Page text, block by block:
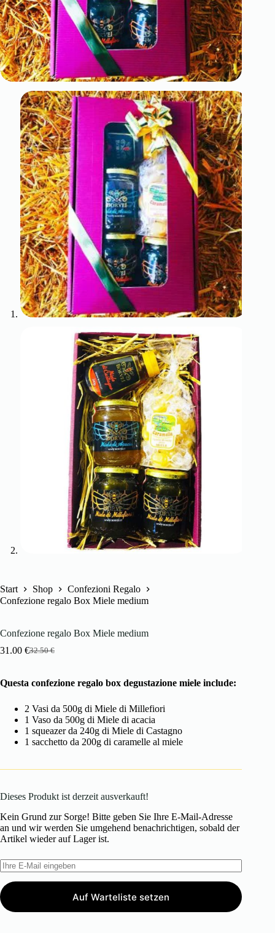
Start Shop
Confezioni Regalo
Confezione regalo Box Miele medium
Confezione regalo Box Miele medium
32.50€
Ursprünglicher
32.50 €
31.00 €Aktueller
31.00 €.
Questa confezione regalo box degustazione miele include:
2 Vasi da 500g di Miele di Millefiori
1 Vaso da 500g di Miele di acacia
1 squeazer da 240g di Miele di Castagno
1 sacchetto da 200g di caramelle al miele
Dieses Produkt ist derzeit ausverkauft!
Kein Grund zur Sorge! Bitte geben Sie Ihre E-Mail-Adresse
an und wir werden Sie umgehend benachrichtigen, sobald der
Artikel wieder auf Lager ist.
Auf Warteliste setzen